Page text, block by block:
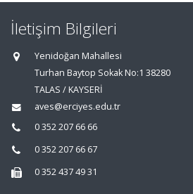
İletişim Bilgileri
Yenidoğan Mahallesi
Turhan Baytop Sokak No:1 38280
TALAS / KAYSERİ
aves@erciyes.edu.tr
0 352 207 66 66
0 352 207 66 67
0 352 437 49 31